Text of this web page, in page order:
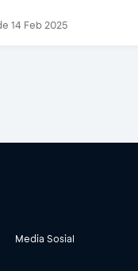
14 Feb 2025
Media Sosial